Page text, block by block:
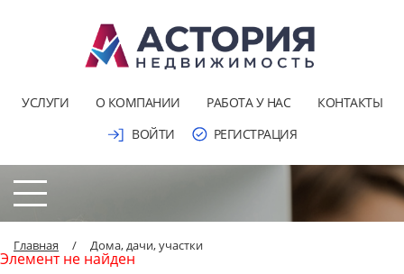
УСЛУГИ О КОМПАНИИ РАБОТА У НАС
КОНТАКТЫ
ВОЙТИ
РЕГИСТРАЦИЯ
Главная / Дома, дачи, участки
Элемент не найден